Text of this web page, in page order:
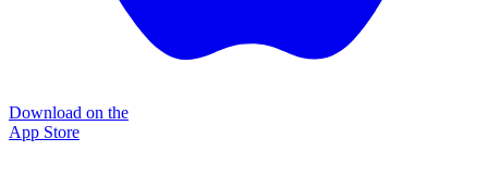
Download on the
App Store